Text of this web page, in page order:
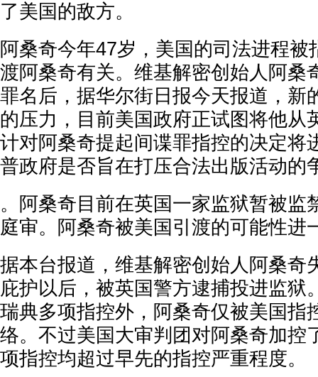
了美国的敌方。
阿桑奇今年47岁，美国的司法进程被
渡阿桑奇有关。维基解密创始人阿桑
罪名后，据华尔街日报今天报道，新
的压力，目前美国政府正试图将他从
计对阿桑奇提起间谍罪指控的决定将
普政府是否旨在打压合法出版活动的
。阿桑奇目前在英国一家监狱暂被监
庭审。阿桑奇被美国引渡的可能性进
据本台报道，维基解密创始人阿桑奇
庇护以后，被英国警方逮捕投进监狱
瑞典多项指控外，阿桑奇仅被美国指
络。不过美国大审判团对阿桑奇加控
项指控均超过早先的指控严重程度。